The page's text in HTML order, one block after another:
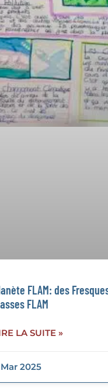
FLAM: des
FLAM
LA SUITE »
2025